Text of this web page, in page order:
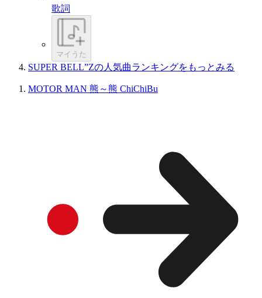
歌詞
マイうた
SUPER BELL”Zの人気曲ランキングをもっとみる
MOTOR MAN 熊～熊 ChiChiBu